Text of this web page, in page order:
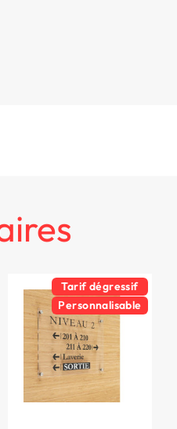
Tarif dégressif
Personnalisable